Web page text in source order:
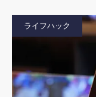
ライフハック